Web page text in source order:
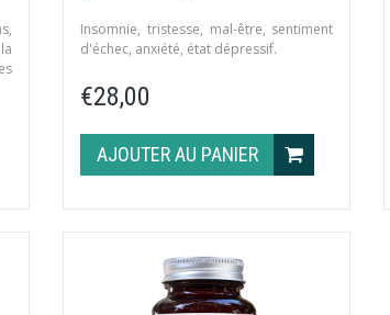
Insomnie, tristesse, mal-être, sentiment
d'échec, anxiété, état dépressif.
€28,00
AJOUTER AU PANIER